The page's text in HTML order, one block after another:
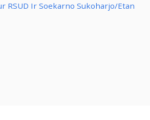
RSUD Ir Soekarno Sukoharjo/Etan